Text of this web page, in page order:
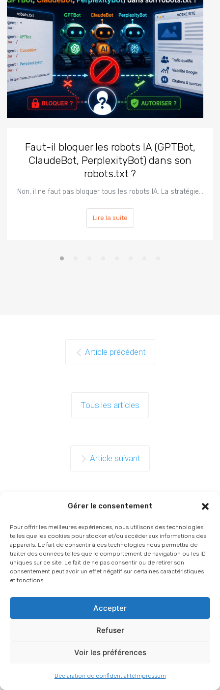
Gérer le consentement
Pour offrir les meilleures expériences, nous utilisons des technologies
telles que les cookies pour stocker et/ou accéder aux informations des
appareils. Le fait de consentir à ces technologies nous permettra de
traiter des données telles que le comportement de navigation ou les ID
uniques sur ce site. Le fait de ne pas consentir ou de retirer son
consentement peut avoir un effet négatif sur certaines caractéristiques
et fonctions.
Accepter
Refuser
Voir les préférences
Déclaration de confidentialitéImpressum
Faut-il bloquer les robots IA (GPTBot,
ClaudeBot, PerplexityBot) dans son
robots.txt ?
Non, il ne faut pas bloquer tous les robots IA. La stratégie…
Lire la suite
Article précédent
Tous les articles
Article suivant
No Comments
13 JUILLET 2026